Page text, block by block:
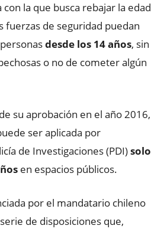
con la que busca rebajar la edad
fuerzas de seguridad puedan
desde los 14 años, sin
o no de cometer algún
su aprobación en el año 2016,
ser aplicada por
de Investigaciones (PDI)solo
en espacios públicos.
por el mandatario chileno
de disposiciones que,